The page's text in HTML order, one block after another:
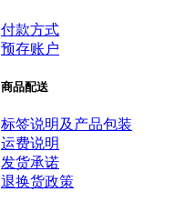
付款方式
预存账户
商品配送
标签说明及产品包装
运费说明
发货承诺
退换货政策